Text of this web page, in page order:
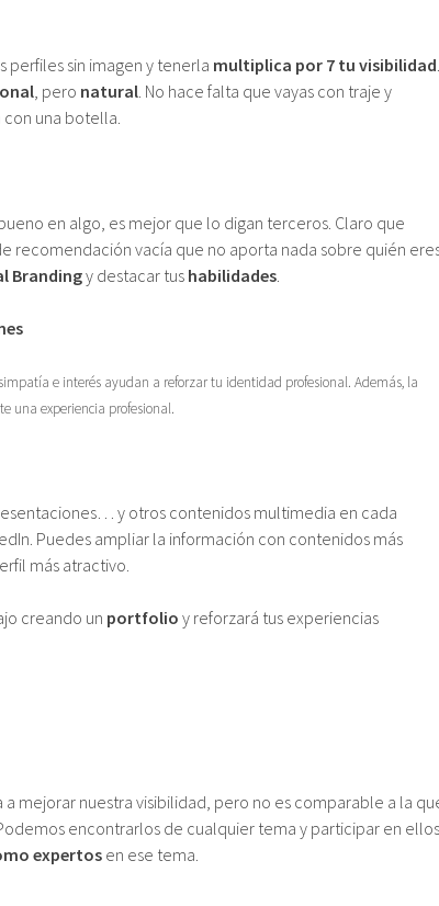
perfiles sin imagen y tenerla multiplica por 7 tu visibilidad.
, pero natural. No hace falta que vayas con traje y
una botella.
en algo, es mejor que lo digan terceros. Claro que
recomendación vacía que no aporta nada sobre quién
Brandingy destacar tus habilidades.
e interés ayudan a reforzar tu identidad profesional. Además, la
una experiencia profesional.
y otros contenidos multimedia en cada
Puedes ampliar la información con contenidos más
más atractivo.
creando un portfolio y reforzará tus experiencias
mejorar nuestra visibilidad, pero no es comparable a la
encontrarlos de cualquier tema y participar en ellos
expertos en ese tema.